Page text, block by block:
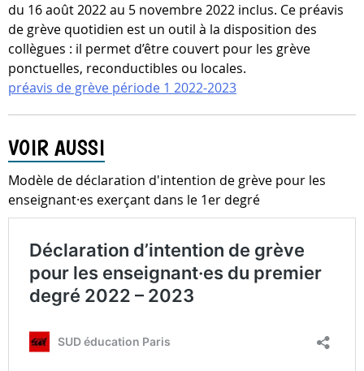
du 16 août 2022 au 5 novembre 2022 inclus. Ce préavis
de grève quotidien est un outil à la disposition des
collègues : il permet d’être couvert pour les grève
ponctuelles, reconductibles ou locales.
préavis de grève période 1 2022-2023
VOIR AUSSI
Modèle de déclaration d'intention de grève pour les
enseignant·es exerçant dans le 1er degré